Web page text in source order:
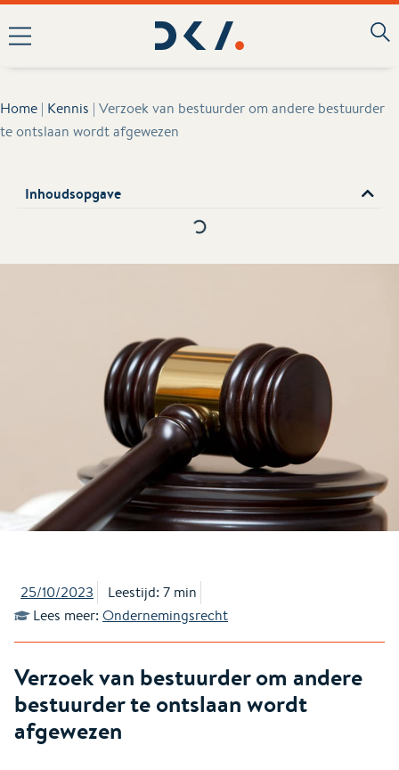
Home | Kennis | Verzoek van bestuurder om andere bestuurder
te ontslaan wordt afgewezen
Inhoudsopgave
25/10/2023
Leestijd: 7 min
Lees meer: Ondernemingsrecht
Verzoek van bestuurder om andere
bestuurder te ontslaan wordt
afgewezen